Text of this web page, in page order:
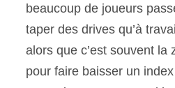
beaucoup de joueurs
taper des drives qu’à
alors que c’est souvent la
pour faire baisser un